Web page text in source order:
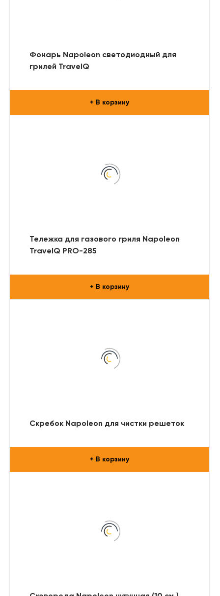
Фонарь Napoleon светодиодный для
грилей TravelQ
+ В корзину
Тележка для газового гриля Napoleon
TravelQ PRO-285
+ В корзину
Скребок Napoleon для чистки решеток
+ В корзину